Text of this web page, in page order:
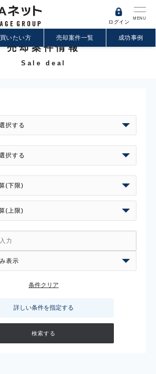
MENU
ログイン
買いたい方 売却案件一覧 成功事例
売却案件情報
Sale deal
条件クリア
詳しい条件を指定する